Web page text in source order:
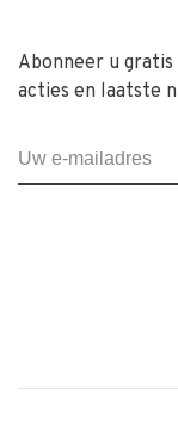
Abonneer u
acties en laatste